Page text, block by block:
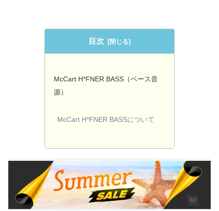
目次
McCart H*FNER BASS（ベース音
源）
McCart H*FNER BASSについて